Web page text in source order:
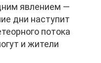
явлением —
дни наступит
потока
и жители